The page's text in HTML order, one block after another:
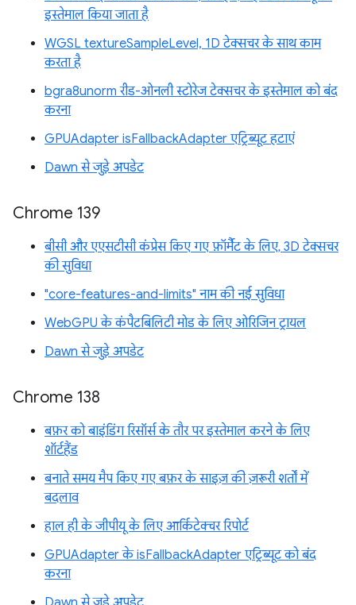
इस्तेमाल किया जाता है
WGSL textureSampleLevel, 1D टेक्सचर के साथ काम
करता है
bgra8unorm रीड-ओनली स्टोरेज टेक्सचर के इस्तेमाल को बंद
करना
GPUAdapter isFallbackAdapter एट्रिब्यूट हटाएं
Dawn से जुड़े अपडेट
Chrome 139
बीसी और एएसटीसी कंप्रेस किए गए फ़ॉर्मैट के लिए, 3D टेक्सचर
की सुविधा
"core-features-and-limits" नाम की नई सुविधा
WebGPU के कंपैटबिलिटी मोड के लिए ओरिजिन ट्रायल
Dawn से जुड़े अपडेट
Chrome 138
बफ़र को बाइंडिंग रिसॉर्स के तौर पर इस्तेमाल करने के लिए
शॉर्टहैंड
बनाते समय मैप किए गए बफ़र के साइज़ की ज़रूरी शर्तों में
बदलाव
हाल ही के जीपीयू के लिए आर्किटेक्चर रिपोर्ट
GPUAdapter के isFallbackAdapter एट्रिब्यूट को बंद
करना